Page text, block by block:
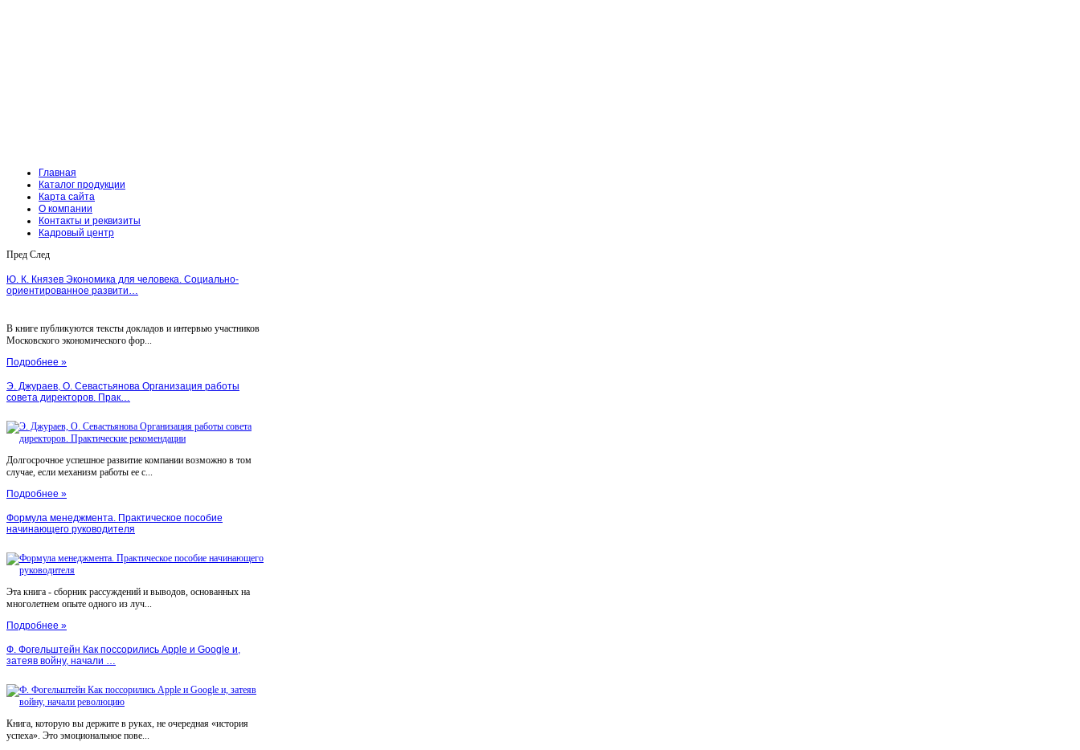
Главная
Каталог продукции
Карта сайта
О компании
Контакты и реквизиты
Кадровый центр
Пред След
Ю. К. Князев Экономика для человека. Социально-
ориентированное развити…
В книге публикуются тексты докладов и интервью участников
Московского экономического фор...
Подробнее »
Э. Джураев, О. Севастьянова Организация работы
совета директоров. Прак…
Долгосрочное успешное развитие компании возможно в том
случае, если механизм работы ее с...
Подробнее »
Формула менеджмента. Практическое пособие
начинающего руководителя
Эта книга - сборник рассуждений и выводов, основанных на
многолетнем опыте одного из луч...
Подробнее »
Ф. Фогельштейн Как поссорились Apple и Google и,
затеяв войну, начали …
Книга, которую вы держите в руках, не очередная «история
успеха». Это эмоциональное пове...